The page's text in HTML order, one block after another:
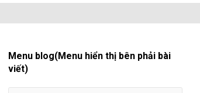
Menu blog(Menu hiển thị bên phải bài
viết)